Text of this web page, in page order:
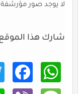
لا يوجد صور مؤرشفة
شارك هذا
What
sApp
Faceb
ook
er